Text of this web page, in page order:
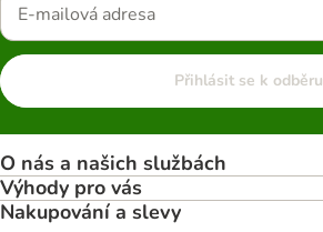
Přihlásit se k odběru
O nás a našich službách
Výhody pro vás
Nakupování a slevy